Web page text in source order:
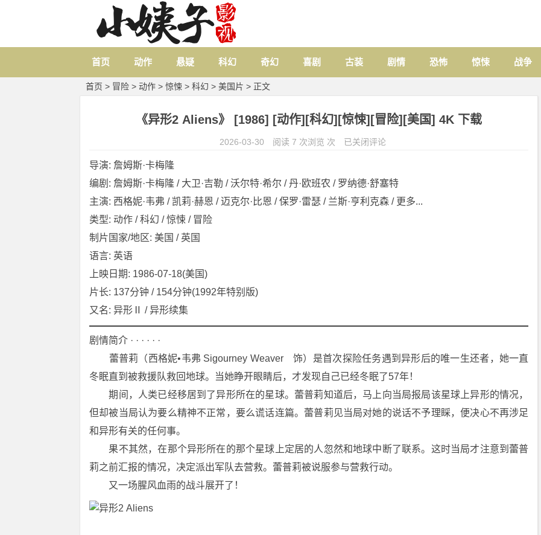
首页 动作 悬疑 科幻 奇幻 喜剧 古装 剧情 恐怖 惊悚 战争
首页 > 冒险 > 动作 > 惊悚 > 科幻 > 美国片 > 正文
《异形2 Aliens》 [1986] [动作][科幻][惊悚][冒险][美国] 4K 下载
2026-03-30 阅读 7 次浏览 次 已关闭评论
导演: 詹姆斯·卡梅隆
编剧: 詹姆斯·卡梅隆 / 大卫·吉勒 / 沃尔特·希尔 / 丹·欧班农 / 罗纳德·舒塞特
主演: 西格妮·韦弗 / 凯莉·赫恩 / 迈克尔·比恩 / 保罗·雷瑟 / 兰斯·亨利克森 / 更多...
类型: 动作 / 科幻 / 惊悚 / 冒险
制片国家/地区: 美国 / 英国
语言: 英语
上映日期: 1986-07-18(美国)
片长: 137分钟 / 154分钟(1992年特别版)
又名: 异形Ⅱ / 异形续集
剧情简介 · · · · · ·
蕾普莉（西格妮•韦弗 Sigourney Weaver　饰）是首次探险任务遇到异形后的唯一生还者，她一直
冬眠直到被救援队救回地球。当她睁开眼睛后，才发现自己已经冬眠了57年！
期间，人类已经移居到了异形所在的星球。蕾普莉知道后，马上向当局报局该星球上异形的情况，
但却被当局认为要么精神不正常，要么谎话连篇。蕾普莉见当局对她的说话不予理睬，便决心不再涉足
和异形有关的任何事。
果不其然，在那个异形所在的那个星球上定居的人忽然和地球中断了联系。这时当局才注意到蕾普
莉之前汇报的情况，决定派出军队去营救。蕾普莉被说服参与营救行动。
又一场腥风血雨的战斗展开了！